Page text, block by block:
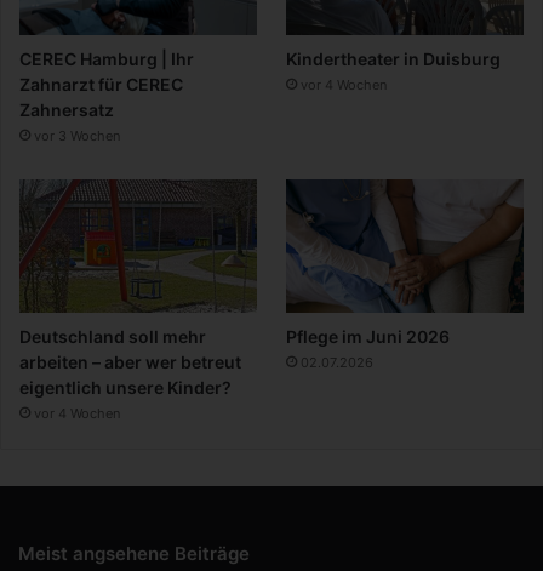
CEREC Hamburg | Ihr
Zahnarzt für CEREC
Zahnersatz
vor 3 Wochen
Kindertheater in Duisburg
vor 4 Wochen
Deutschland soll mehr
arbeiten – aber wer betreut
eigentlich unsere Kinder?
vor 4 Wochen
Pflege im Juni 2026
02.07.2026
Meist angsehene Beiträge